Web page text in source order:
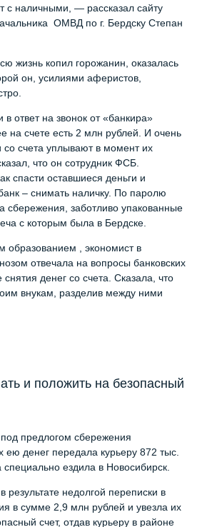
с наличными, — рассказал сайту
ОМВД по г. Бердску Степан
жизнь копил горожанин, оказалась
он, усилиями аферистов,
ответ на звонок от «банкира»
на счете есть 2 млн рублей. И очень
со счета уплывают в момент их
что он сотрудник ФСБ.
спасти оставшиеся деньги и
– снимать наличку. По паролю
сбережения, заботливо упакованные
с которым была в Бердске.
, экономист в
отвечала на вопросы банковских
денег со счета. Сказала, что
внукам, разделив между ними
и положить на безопасный
предлогом сбережения
ею денег передала курьеру 872 тыс.
специально ездила в Новосибирск.
результате недолгой переписки в
в сумме 2,9 млн рублей и увезла их
счет, отдав курьеру в районе